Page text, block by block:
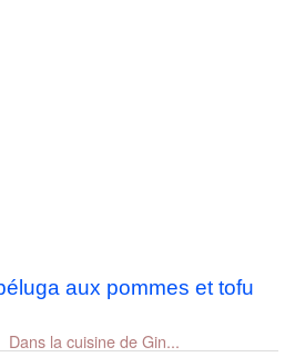
aux pommes et tofu
Dans la cuisine de Gin...